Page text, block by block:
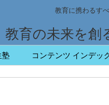
教育に携わるす
教育の未来を創
塾 コンテンツ インデッ